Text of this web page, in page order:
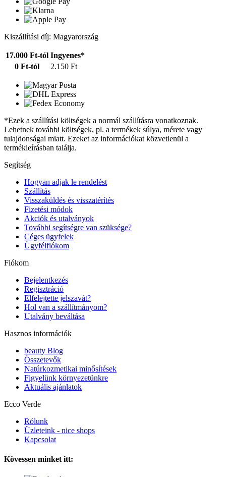
Kiszállítási díj: Magyarország
17.000 Ft-tól Ingyenes*
0 Ft-tól
2.150 Ft
*Ezek a szállítási költségek a normál szállításra vonatkoznak.
Lehetnek további költségek, pl. a termékek súlya, mérete vagy
tulajdonságai miatt. Ezeket az információkat közvetlenül a
termékleírásban találja.
Segítség
Hogyan adjak le rendelést
Szállítás
Visszaküldés és visszatérítés
Fizetési módok
Akciók és utalványok
További segítségre van szüksége?
Céges ügyfelek
Ügyfélfiókom
Fiókom
Bejelentkezés
Regisztráció
Elfelejtette jelszavát?
Hol van a szállítmányom?
Utalvány beváltása
Hasznos információk
beauty Blog
Összetevők
Natúrkozmetikai minősítések
Figyelünk környezetünkre
Aktuális ajánlatok
Ecco Verde
Rólunk
Üzleteink - nice shops
Kapcsolat
Kövessen minket itt: